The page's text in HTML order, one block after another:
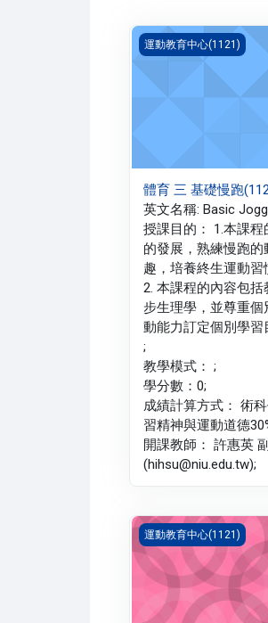
體育 三 基礎慢跑
運動教育中心(1121)
體育 三 基礎慢跑
英文名稱: Basic
授課目的： 1.本課
的發展，熟練慢跑
趣，培養終生運動習
2. 本課程的內容包
步生理學，並尊重
動能力訂定個別學習
;
教學模式： ;
學分數：0;
成績計算方式： 術
習精神與運動道德
開課教師： 許惠英
(hihsu@niu.edu.tw);
體育 三 基礎重量訓練
運動教育中心(1121)